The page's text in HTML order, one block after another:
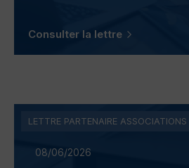
Consulter la lettre
08/06/2026
LETTRE PARTENAIRE ASSOCIATIONS